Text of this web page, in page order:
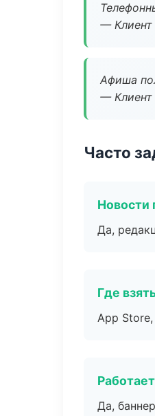
— Клиент
Афиша
— Клиент
Часто
Новости
Да,
Где
App
Да,